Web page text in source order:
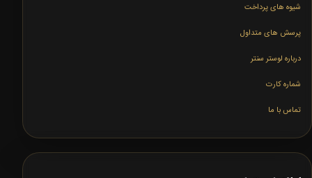
شیوه های پرداخت
پرسش های متداول
درباره لوستر سنتر
شماره کارت
تماس با ما